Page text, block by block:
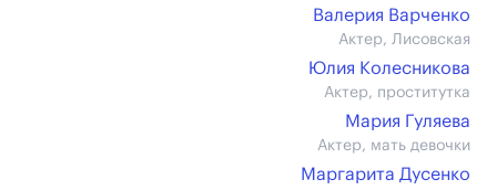
Валерия Варченко
Актер, Лисовская
Юлия Колесникова
Актер, проститутка
Мария Гуляева
Актер, мать девочки
Маргарита Дусенко